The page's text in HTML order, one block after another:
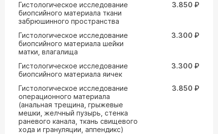
Гистологическое исследование
биопсийного материала ткани
забрюшинного пространства
3.850 ₽
Гистологическое исследование
биопсийного материала шейки
матки, влагалища
3.300 ₽
Гистологическое исследование
биопсийного материала яичек
3.300 ₽
Гистологическое исследование
операционного материала
(анальная трещина, грыжевые
мешки, желчный пузырь, стенка
раневого канала, ткань свищевого
хода и грануляции, аппендикс)
3.850 ₽